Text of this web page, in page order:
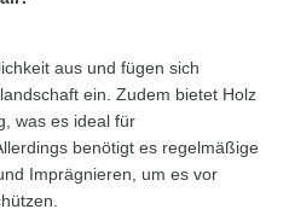
aus und fügen sich
ein. Zudem bietet Holz
was es ideal für
benötigt es regelmäßige
Imprägnieren, um es vor